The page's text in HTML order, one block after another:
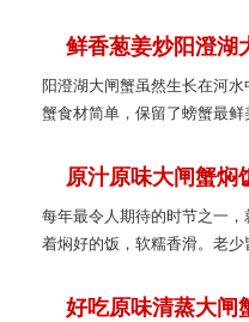
鲜香葱姜炒阳澄湖
阳澄湖大闸蟹虽然生长在河
蟹食材简单，保留了螃蟹最
原汁原味大闸蟹焖
每年最令人期待的时节之一
着焖好的饭，软糯香滑。老
好吃原味清蒸大闸